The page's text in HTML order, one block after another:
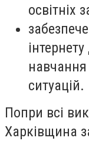
освітніх
ситуацій.
Попри всі
Харківщина